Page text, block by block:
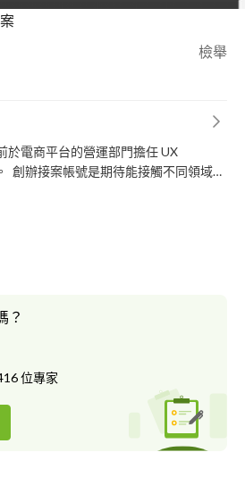
檢舉
於電商平台的營運部門擔任 UX
創辦接案帳號是期待能接觸不同領域的
若能同時幫助到他人，也會成為有趣的
過程有接觸不少領域的內容，加上參與
及一年的設計工作經驗，主要能提供協
計 2. 作業流程設計 3. 使用者調研 4. 工
與產品提案，非美術設計) 其他正在探
？
位專家